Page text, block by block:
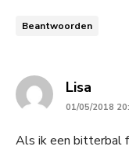
Beantwoorden
Lisa
01/05/2018
Als ik een bitterbal